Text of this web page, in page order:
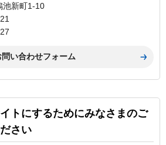
池新町1-10
トにするためにみなさまのご
さい